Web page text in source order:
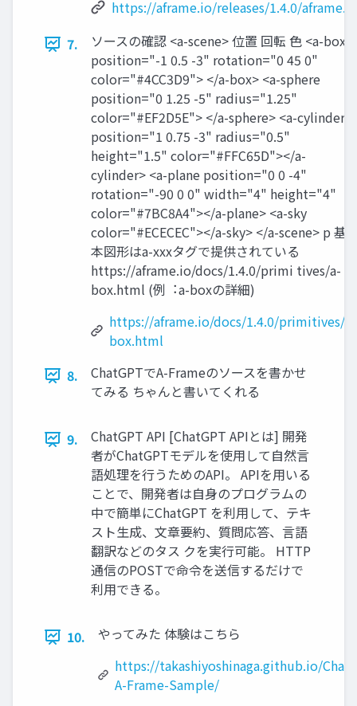
https://aframe.io/releases/1.4.0/
7.
ソースの確認 <a-scene> 位置 回転 ⾊ <a-box
position="-1 0.5 -3" rotation="0 45 0"
color="#4CC3D9"> </a-box> <a-sphere
position="0 1.25 -5" radius="1.25"
color="#EF2D5E"> </a-sphere> <a-cylinder
position="1 0.75 -3" radius="0.5"
height="1.5" color="#FFC65D"></a-
cylinder> <a-plane position="0 0 -4"
rotation="-90 0 0" width="4" height="4"
color="#7BC8A4"></a-plane> <a-sky
color="#ECECEC"></a-sky> </a-scene> p 基
本図形はa-xxxタグで提供されている
https://aframe.io/docs/1.4.0/primi tives/a-
box.html (例︓a-boxの詳細)
https://aframe.io/docs/1.4.0/primitives/a-
box.html
8.
ChatGPTでA-Frameのソースを書かせ
てみる ちゃんと書いてくれる
9.
ChatGPT API [ChatGPT APIとは] 開発
者がChatGPTモデルを使⽤して⾃然⾔
語処理を⾏うためのAPI。 APIを⽤いる
ことで、開発者は⾃⾝のプログラムの
中で簡単にChatGPT を利⽤して、テキ
スト⽣成、⽂章要約、質問応答、⾔語
翻訳などのタス クを実⾏可能。 HTTP
通信のPOSTで命令を送信するだけで
利⽤できる。
10.
やってみた 体験はこちら
https://takashiyoshinaga.github.io/
A-Frame-Sample/